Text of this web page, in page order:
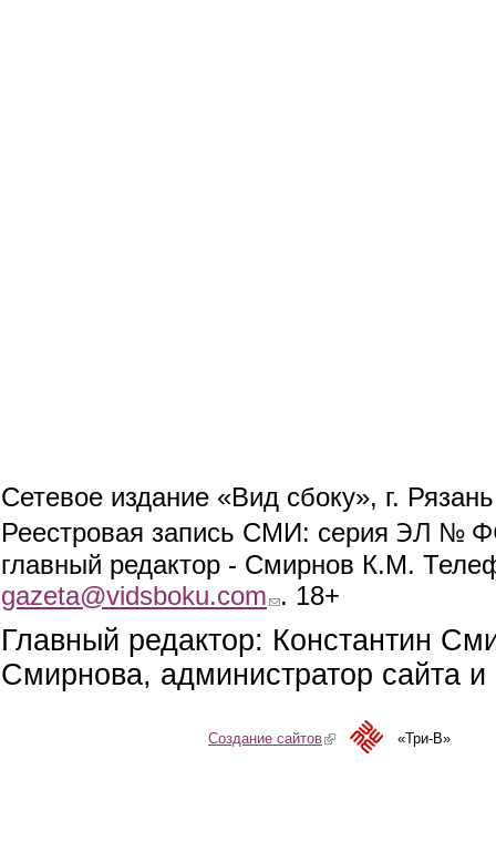
Сетевое издание «Вид сбоку», г.
Реестровая запись СМИ: серия ЭЛ №
главный редактор - Смирнов К.М.
gazeta@vidsboku.com (link sends e-mail)
. 18+
Главный редактор: Константин
Смирнова, администратор сайта
Создание сайтов(link is external)«Три-В»